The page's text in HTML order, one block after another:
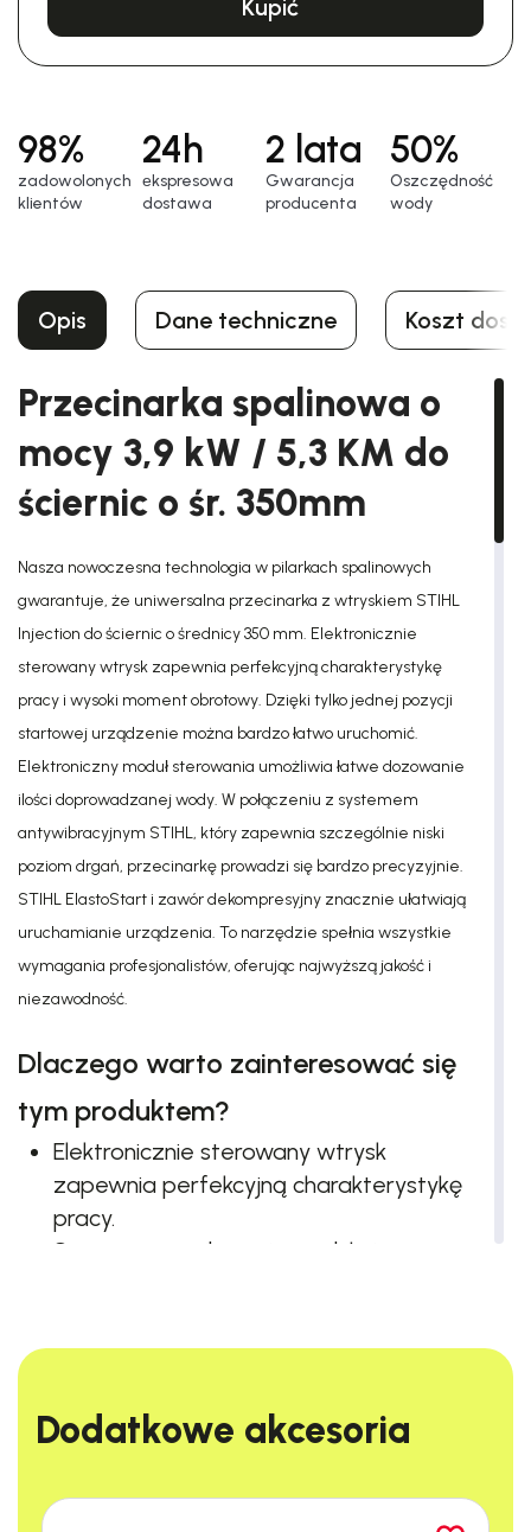
Kupić
98%
zadowolonych
klientów
24h
еkspresowa
dostawa
2 lata
Gwarancja
producenta
50%
Oszczędność
wody
Opis Dane techniczne Koszt
Przecinarka spalinowa o
mocy 3,9 kW / 5,3 KM do
ściernic o śr. 350mm
Nasza nowoczesna technologia w pilarkach spalinowych
gwarantuje, że uniwersalna przecinarka z wtryskiem STIHL
Injection do ściernic o średnicy 350 mm. Elektronicznie
sterowany wtrysk zapewnia perfekcyjną charakterystykę
pracy i wysoki moment obrotowy. Dzięki tylko jednej pozycji
startowej urządzenie można bardzo łatwo uruchomić.
Elektroniczny moduł sterowania umożliwia łatwe dozowanie
ilości doprowadzanej wody. W połączeniu z systemem
antywibracyjnym STIHL, który zapewnia szczególnie niski
poziom drgań, przecinarkę prowadzi się bardzo precyzyjnie.
STIHL ElastoStart i zawór dekompresyjny znacznie ułatwiają
uruchamianie urządzenia. To narzędzie spełnia wszystkie
wymagania profesjonalistów, oferując najwyższą jakość i
niezawodność.
Dlaczego warto zainteresować się
tym produktem?
Elektronicznie sterowany wtrysk
zapewnia perfekcyjną charakterystykę
pracy.
System antywibracyjny redukuje
Łatwe uruchamianie dzięki tylko jednej
dekompresyjnemu.
Wysoka wydajność przy kompaktowej
Dodatkowe akcesoria​